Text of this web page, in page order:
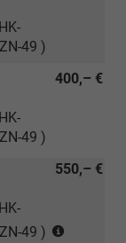
49 )
400,– €
49 )
550,– €
49 )